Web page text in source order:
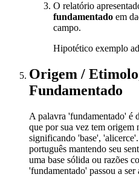
O relatório
fundamentado em
campo.
Hipotético exemplo
Origem /
Fundamentado
A palavra 'fundamentado' é
que por sua vez tem origem
significando 'base',
português mantendo seu
uma base sólida ou razões
'fundamentado' passou a